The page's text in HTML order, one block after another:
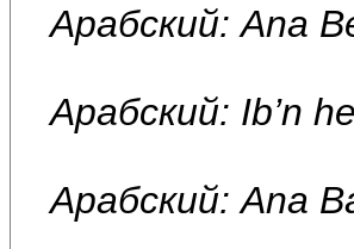
Арабский: Ana
Арабский: Ib’n
Арабский: Ana